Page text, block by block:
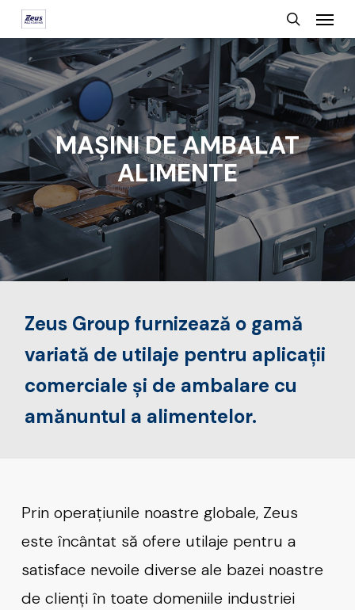
Skip
to
main
content
search
Menu
MAȘINI DE AMBALAT
ALIMENTE
Zeus Group furnizează o gamă
variată de utilaje pentru aplicații
comerciale și de ambalare cu
amănuntul a alimentelor.
Prin operațiunile noastre globale, Zeus
este încântat să ofere utilaje pentru a
satisface nevoile diverse ale bazei noastre
de clienți în toate domeniile industriei